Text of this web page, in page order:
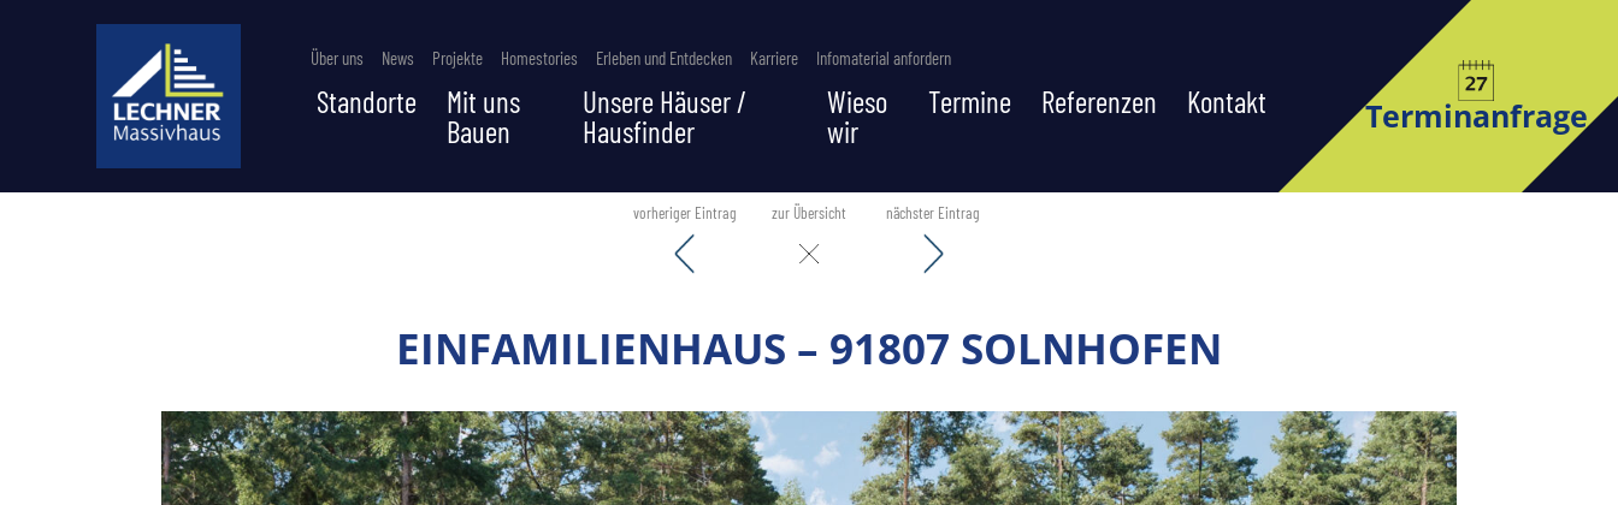
Über uns News Projekte Homestories Erleben und Entdecken Karriere Infomaterial anfordern
Standorte
Mit uns
Bauen
Unsere Häuser /
Hausfinder
Wieso
wir
Termine Referenzen Kontakt Terminanfrage
vorheriger Eintrag zur Übersicht nächster Eintrag
EINFAMILIENHAUS – 91807 SOLNHOFEN